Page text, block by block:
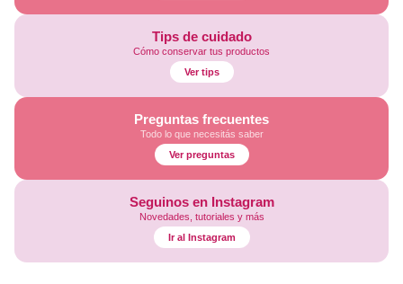
Tips de cuidado
Cómo conservar tus productos
Ver tips
Preguntas frecuentes
Todo lo que necesitás saber
Ver preguntas
Seguinos en Instagram
Novedades, tutoriales y más
Ir al Instagram